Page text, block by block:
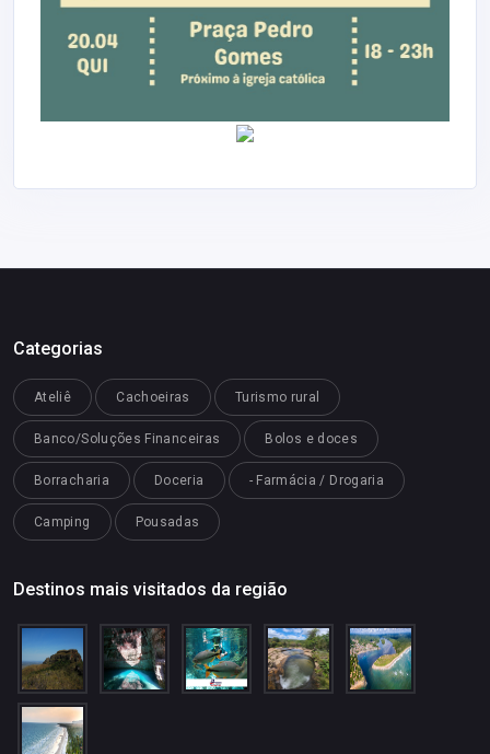
Categorias
Ateliê Cachoeiras Turismo rural
Banco/Soluções Financeiras Bolos e doces
Borracharia Doceria - Farmácia / Drogaria
Camping Pousadas
Destinos mais visitados da região